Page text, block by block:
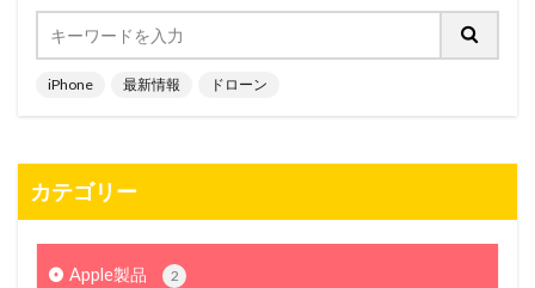
iPhone 最新情報 ドローン
カテゴリー
Apple製品 2